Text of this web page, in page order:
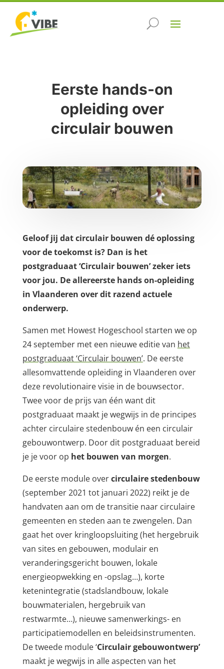
Eerste hands-on
opleiding over
circulair bouwen
Geloof jij dat circulair bouwen dé oplossing
voor de toekomst is? Dan is het
postgraduaat ‘Circulair bouwen’ zeker iets
voor jou. De allereerste hands on-opleiding
in Vlaanderen over dit razend actuele
onderwerp.
Samen met Howest Hogeschool starten we op
24 september met een nieuwe editie van het
postgraduaat ‘Circulair bouwen’. De eerste
allesomvattende opleiding in Vlaanderen over
deze revolutionaire visie in de bouwsector.
Twee voor de prijs van één want dit
postgraduaat maakt je wegwijs in de principes
achter circulaire stedenbouw én een circulair
gebouwontwerp. Door dit postgraduaat bereid
je je voor op het bouwen van morgen.
De eerste module overcirculaire stedenbouw
(september 2021 tot januari 2022) reikt je de
handvaten aan om de transitie naar circulaire
gemeenten en steden aan te zwengelen. Dan
gaat het over kringloopsluiting (het hergebruik
van sites en gebouwen, modulair en
veranderingsgericht bouwen, lokale
energieopwekking en -opslag…), korte
ketenintegratie (stadslandbouw, lokale
bouwmaterialen, hergebruik van
restwarmte…), nieuwe samenwerkings- en
participatiemodellen en beleidsinstrumenten.
De tweede module ‘Circulair gebouwontwerp’
maakt je wegwijs in alle aspecten van het